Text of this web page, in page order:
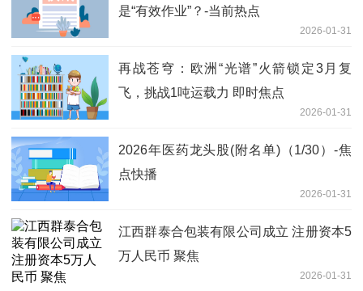
是“有效作业”？-当前热点
2026-01-31
再战苍穹：欧洲“光谱”火箭锁定3月复
飞，挑战1吨运载力 即时焦点
2026-01-31
2026年医药龙头股(附名单)（1/30）-焦
点快播
2026-01-31
江西群泰合包装有限公司成立 注册资本5
万人民币 聚焦
2026-01-31